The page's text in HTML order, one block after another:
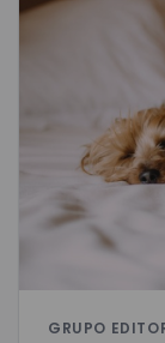
GRUPO